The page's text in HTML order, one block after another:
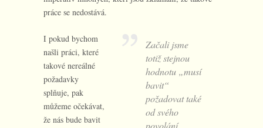
práce se nedostává.
Začali jsme
totiž stejnou
hodnotu „musí
bavit“
požadovat také
od svého
povolání.
I pokud bychom
našli práci, které
takové nereálné
požadavky
splňuje, pak
můžeme očekávat,
že nás bude bavit